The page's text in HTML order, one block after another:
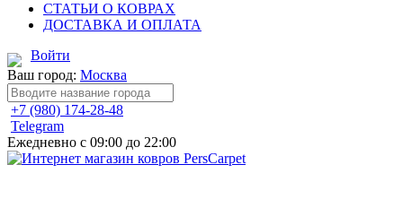
СТАТЬИ О КОВРАХ
ДОСТАВКА И ОПЛАТА
Войти
Ваш город: Москва
+7 (980) 174-28-48
Telegram
Ежедневно с 09:00 до 22:00